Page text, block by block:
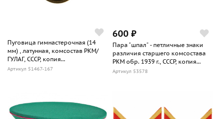
Пуговица гимнастерочная (14
мм) , латунная, комсостав РКМ/
ГУЛАГ, СССР, копия...
Артикул 51467-167
600 ₽
Пара "шпал" - петличные знаки
различия старшего комсостава
РКМ обр. 1939 г., СССР, копия...
Артикул 53578